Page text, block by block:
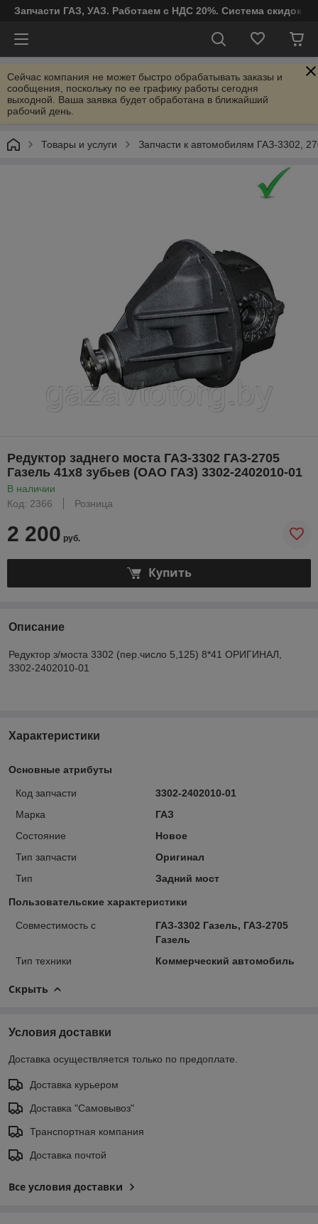
Запчасти ГАЗ, УАЗ. Работаем с НДС 20%. Система скидок
Сейчас компания не может быстро обрабатывать заказы и
сообщения, поскольку по ее графику работы сегодня
выходной. Ваша заявка будет обработана в ближайший
рабочий день.
Товары и услуги Запчасти к автомобилям ГАЗ-3302,
Редуктор заднего моста ГАЗ-3302 ГАЗ-2705
Газель 41х8 зубьев (ОАО ГАЗ) 3302-2402010-01
В наличии
Код: 2366
Розница
2 200 руб.
Купить
Описание
Редуктор з/моста 3302 (пер.число 5,125) 8*41 ОРИГИНАЛ,
3302-2402010-01
Характеристики
Основные атрибуты
Код запчасти
3302-2402010-01
Марка
ГАЗ
Состояние
Новое
Тип запчасти
Оригинал
Тип
Задний мост
Пользовательские характеристики
Совместимость с
ГАЗ-3302 Газель, ГАЗ-2705
Газель
Тип техники
Коммерческий автомобиль
Скрыть
Условия доставки
Доставка осуществляется только по предоплате.
Доставка курьером
Доставка "Самовывоз"
Транспортная компания
Доставка почтой
Все условия доставки